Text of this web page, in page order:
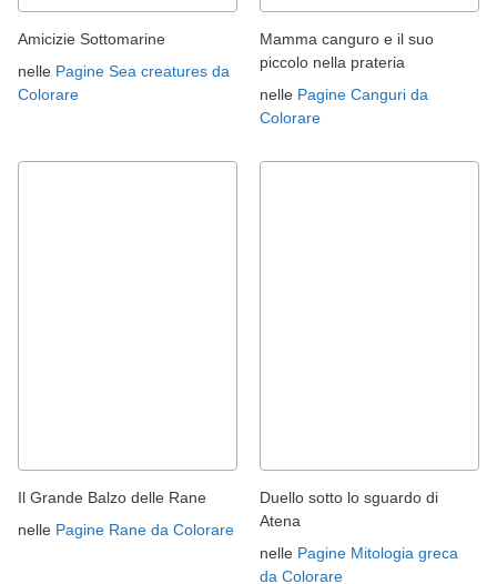
Amicizie Sottomarine
nelle Pagine Sea creatures da
Colorare
Mamma canguro e il suo
piccolo nella prateria
nelle Pagine Canguri da
Colorare
Il Grande Balzo delle Rane
nelle Pagine Rane da Colorare
Duello sotto lo sguardo di
Atena
nelle Pagine Mitologia greca
da Colorare